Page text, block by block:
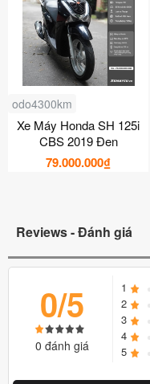
odo4300km
Xe Máy Honda SH 125i
CBS 2019 Đen
79.000.000₫
Reviews - Đánh giá
0/5
0 đánh giá
1
2
3
4
5